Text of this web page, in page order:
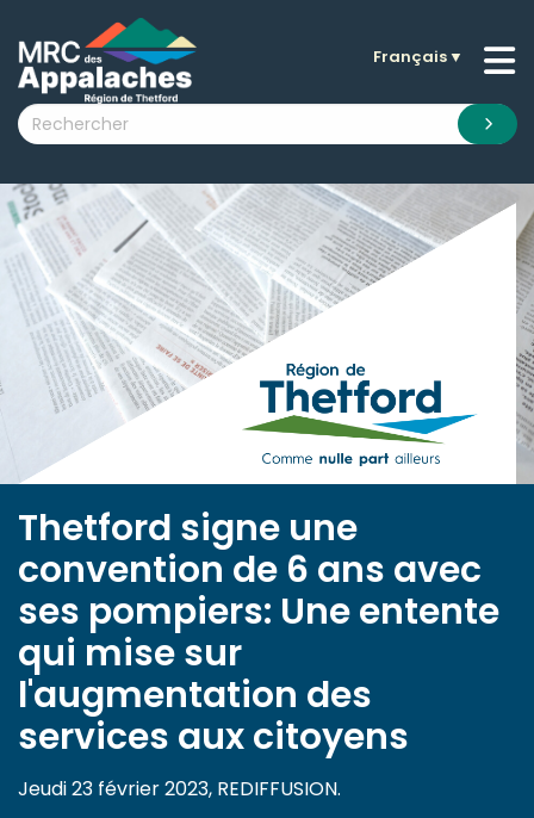
submenu (La MRC )
submenu (Citoyens )
submenu (Visiteurs )
submenu (Nouvelles )
submenu (Documentation )
Français▼
Thetford signe une
convention de 6 ans avec
ses pompiers: Une entente
qui mise sur
l'augmentation des
services aux citoyens
Jeudi 23 février 2023, REDIFFUSION.